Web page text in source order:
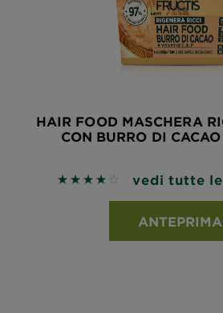
HAIR FOOD MASCHERA
CON BURRO DI
4 out of 5 stars based on
vedi tutte
ANTEPRIMA